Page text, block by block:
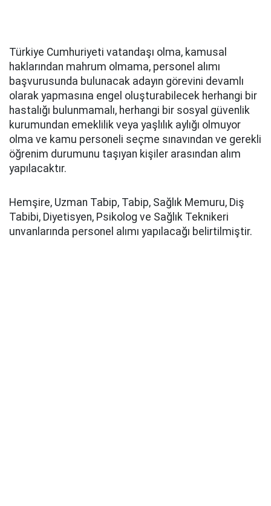
Türkiye Cumhuriyeti vatandaşı olma, kamusal
haklarından mahrum olmama, personel alımı
başvurusunda bulunacak adayın görevini devamlı
olarak yapmasına engel oluşturabilecek herhangi bir
hastalığı bulunmamalı, herhangi bir sosyal güvenlik
kurumundan emeklilik veya yaşlılık aylığı olmuyor
olma ve kamu personeli seçme sınavından ve gerekli
öğrenim durumunu taşıyan kişiler arasından alım
yapılacaktır.
Hemşire, Uzman Tabip, Tabip, Sağlık Memuru, Diş
Tabibi, Diyetisyen, Psikolog ve Sağlık Teknikeri
unvanlarında personel alımı yapılacağı belirtilmiştir.